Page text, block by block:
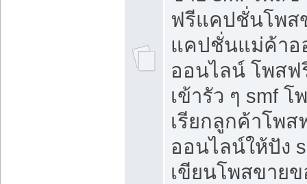
ฟรีแคปชั่นโพส
แคปชั่นแม่ค้า
ออนไลน์ โพสฟ
เข้ารัว ๆ smf
เรียกลูกค้าโพส
ออนไลน์ให้ปัง
เขียนโพสขาย